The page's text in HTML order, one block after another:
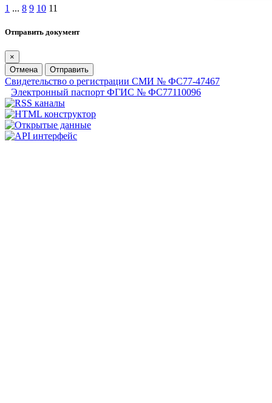
1 ... 8 9 10 11
Отправить документ
×
Отмена
Отправить
Свидетельство о регистрации СМИ № ФС77-47467
Электронный паспорт ФГИС № ФС77110096